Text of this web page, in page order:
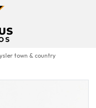
town & country